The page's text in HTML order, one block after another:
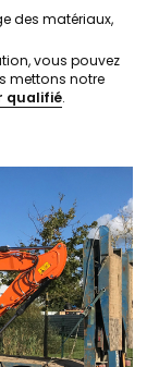
des matériaux,
vous pouvez
mettons notre
qualifié.